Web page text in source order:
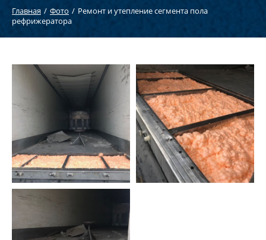
Главная Фото
Ремонт и утепление сегмента пола
рефрижератора